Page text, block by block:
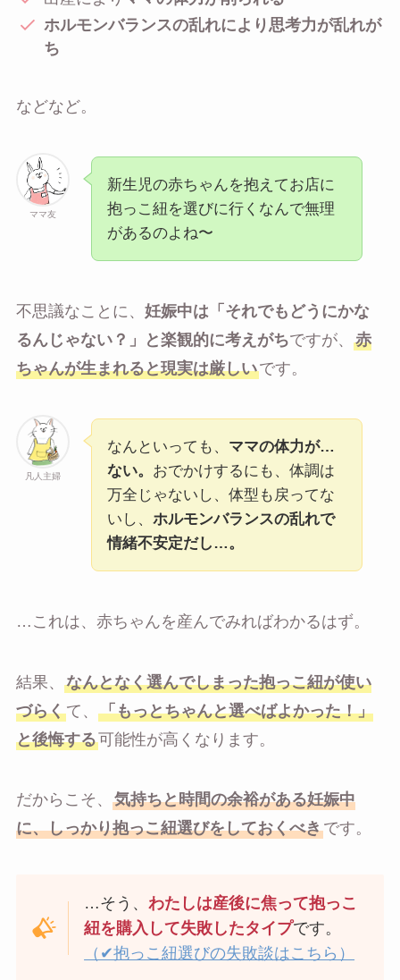
ホルモンバランスの乱れにより思考力が乱れが
ち
などなど。
ママ友
新生児の赤ちゃんを抱えてお店に
抱っこ紐を選びに行くなんで無理
があるのよね〜
不思議なことに、 妊娠中は「それでもどうにかな
るんじゃない？」と楽観的に考えがちですが、 赤
ちゃんが生まれると現実は厳しいです。
凡人主婦
なんといっても、 ママの体力が…
ない。 おでかけするにも、体調は
万全じゃないし、体型も戻ってな
いし、 ホルモンバランスの乱れで
情緒不安定だし…。
…これは、赤ちゃんを産んでみればわかるはず。
結果、 なんとなく選んでしまった抱っこ紐が使い
づらくて、 「もっとちゃんと選べばよかった！」
と後悔する可能性が高くなります。
だからこそ、 気持ちと時間の余裕がある妊娠中
に、しっかり抱っこ紐選びをしておくべきです。
…そう、わたしは産後に焦って抱っこ
紐を購入して失敗したタイプです。
（✔︎抱っこ紐選びの失敗談はこちら）